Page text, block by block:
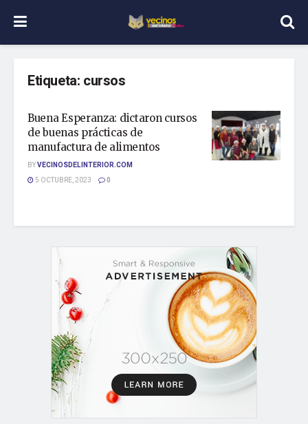
Etiqueta: cursos
Buena Esperanza: dictaron cursos
de buenas prácticas de
manufactura de alimentos
BYVECINOSDELINTERIOR.COM
5 OCTUBRE, 2023
0